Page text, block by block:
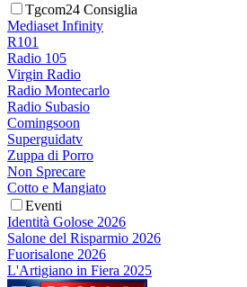
Tgcom24 Consiglia
Mediaset Infinity
R101
Radio 105
Virgin Radio
Radio Montecarlo
Radio Subasio
Comingsoon
Superguidatv
Zuppa di Porro
Non Sprecare
Cotto e Mangiato
Eventi
Identità Golose 2026
Salone del Risparmio 2026
Fuorisalone 2026
L'Artigiano in Fiera 2025